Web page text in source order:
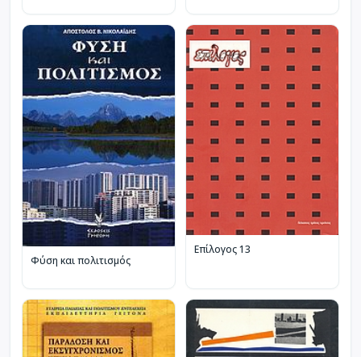
Φύση και πολιτισμός
Επίλογος 13